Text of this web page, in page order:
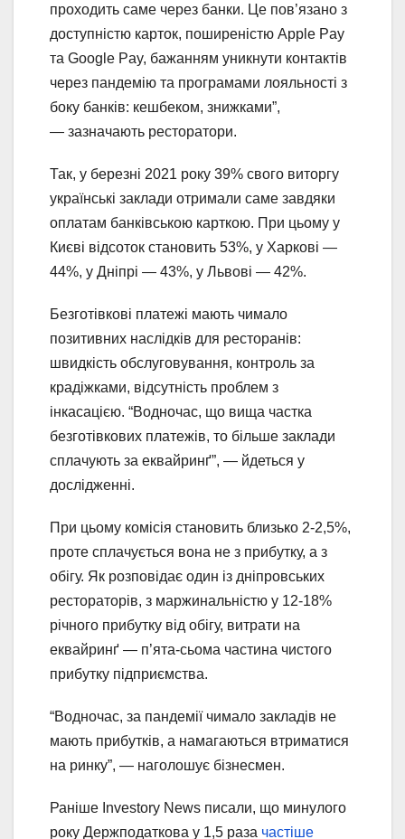
проходить саме через банки. Це пов’язано з
доступністю карток, поширеністю Apple Pay
та Google Pay, бажанням уникнути контактів
через пандемію та програмами лояльності з
боку банків: кешбеком, знижками”,
— зазначають ресторатори.
Так, у березні 2021 року 39% свого виторгу
українські заклади отримали саме завдяки
оплатам банківською карткою. При цьому у
Києві відсоток становить 53%, у Харкові —
44%, у Дніпрі — 43%, у Львові — 42%.
Безготівкові платежі мають чимало
позитивних наслідків для ресторанів:
швидкість обслуговування, контроль за
крадіжками, відсутність проблем з
інкасацією. “Водночас, що вища частка
безготівкових платежів, то більше заклади
сплачують за еквайринґ”, — йдеться у
дослідженні.
При цьому комісія становить близько 2-2,5%,
проте сплачується вона не з прибутку, а з
обігу. Як розповідає один із дніпровських
рестораторів, з маржинальністю у 12-18%
річного прибутку від обігу, витрати на
еквайринґ — п’ята-сьома частина чистого
прибутку підприємства.
“Водночас, за пандемії чимало закладів не
мають прибутків, а намагаються втриматися
на ринку”, — наголошує бізнесмен.
Раніше Investory News писали, що минулого
року Держподаткова у 1,5 раза частіше